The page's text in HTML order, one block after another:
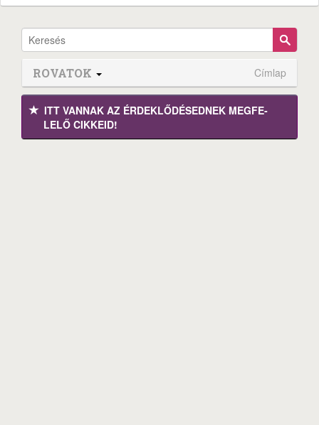
ROVATOK Címlap
ITT VANNAK AZ ÉRDEK­LŐDÉ­SEDNEK MEGFE­
LELŐ CIKKEID!